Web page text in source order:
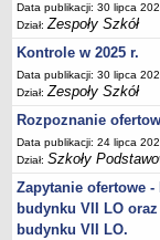
Rejestry,
Kontrole
PONOWNE
Sprawozdania
Deklaracja
DEKLARACJA
OŚWIADCZENIA
PONOWNE
UDOSTĘPNIANIE
Data publikacji: 30 lipca
Dział:Zespoły Szkół
Kontrole w 2025 r.
Data publikacji: 30 lipca
Dział:Zespoły Szkół
Rozpoznanie
Data publikacji: 24 lipca
Dział:Szkoły
Zapytanie ofertowe
budynku VII LO
budynku VII LO.